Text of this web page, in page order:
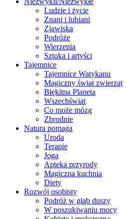
Ludzie i życie
Znani i lubiani
Zjawiska
Podróże
Wierzenia
Sztuka i artyści
Tajemnice
Tajemnice Watykanu
Magiczny świat zwierząt
Błękitna Planeta
Wszechświat
Co może mózg
Zbrodnie
Natura pomaga
Uroda
Terapie
Joga
Apteka przyrody
Magiczna kuchnia
Diety
Rozwój osobisty
Podróż w głąb duszy
W poszukiwaniu mocy